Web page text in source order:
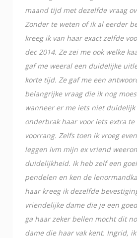
maand tijd met dezelfde vraag
Zonder te weten of ik al eerder
kreeg ik van haar exact zelfde
dec 2014. Ze zei me ook welke
gaf me weeral een duidelijke
korte tijd. Ze gaf me een
belangrijke vraag die ik nog
wanneer er me iets niet duidelijk
onderbrak haar voor iets extra
voorrang. Zelfs toen ik vroeg
leggen ivm mijn ex vriend
duidelijkheid. Ik heb zelf een
pendelen en ken de
haar kreeg ik dezelfde
vriendelijke dame die je een
ga haar zeker bellen mocht dit
dame die haar vak kent. Ingrid,